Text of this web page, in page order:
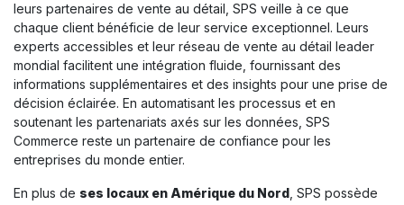
leurs partenaires de vente au détail, SPS veille à ce que
chaque client bénéficie de leur service exceptionnel. Leurs
experts accessibles et leur réseau de vente au détail leader
mondial facilitent une intégration fluide, fournissant des
informations supplémentaires et des insights pour une prise de
décision éclairée. En automatisant les processus et en
soutenant les partenariats axés sur les données, SPS
Commerce reste un partenaire de confiance pour les
entreprises du monde entier.
En plus de ses locaux en Amérique du Nord , SPS possède